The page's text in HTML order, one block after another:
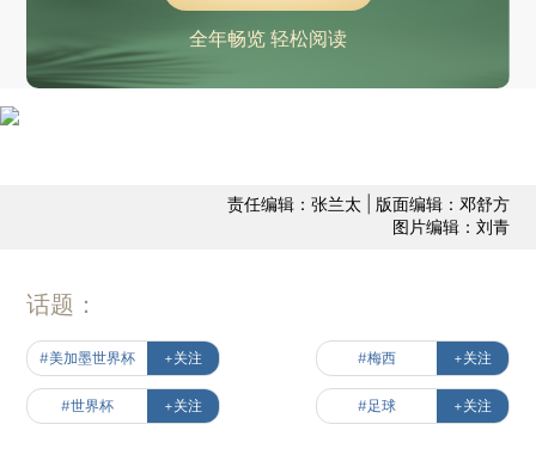
全年畅览 轻松阅读
责任编辑：张兰太 | 版面编辑：邓舒方
图片编辑：刘青
话题：
#美加墨世界杯 +关注 #梅西 +关注
#世界杯 +关注 #足球 +关注